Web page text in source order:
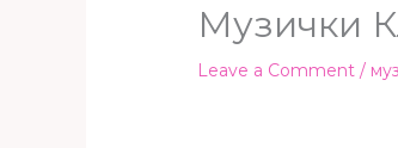
Музички
Leave a Comment /